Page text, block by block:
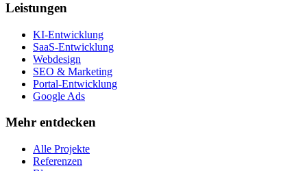
Leistungen
KI-Entwicklung
SaaS-Entwicklung
Webdesign
SEO & Marketing
Portal-Entwicklung
Google Ads
Mehr entdecken
Alle Projekte
Referenzen